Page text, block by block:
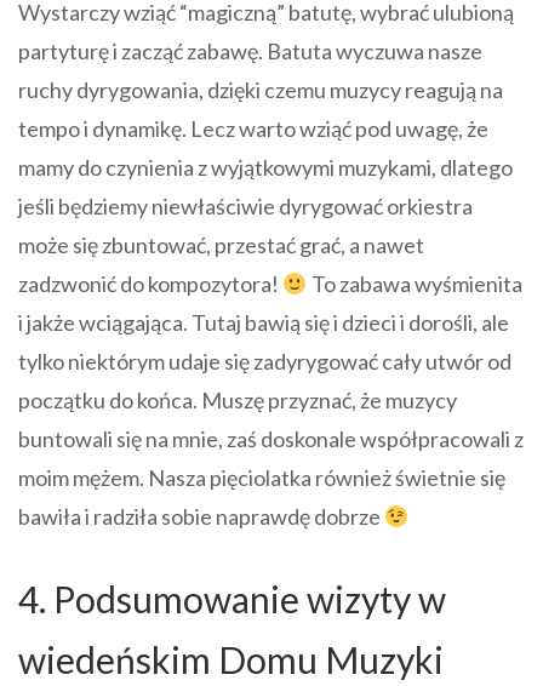
Wystarczy wziąć “magiczną” batutę, wybrać ulubioną
partyturę i zacząć zabawę. Batuta wyczuwa nasze
ruchy dyrygowania, dzięki czemu muzycy reagują na
tempo i dynamikę. Lecz warto wziąć pod uwagę, że
mamy do czynienia z wyjątkowymi muzykami, dlatego
jeśli będziemy niewłaściwie dyrygować orkiestra
może się zbuntować, przestać grać, a nawet
zadzwonić do kompozytora!
To zabawa wyśmienita
i jakże wciągająca. Tutaj bawią się i dzieci i dorośli, ale
tylko niektórym udaje się zadyrygować cały utwór od
początku do końca. Muszę przyznać, że muzycy
buntowali się na mnie, zaś doskonale współpracowali z
moim mężem. Nasza pięciolatka również świetnie się
bawiła i radziła sobie naprawdę dobrze
4. Podsumowanie wizyty w
wiedeńskim Domu Muzyki